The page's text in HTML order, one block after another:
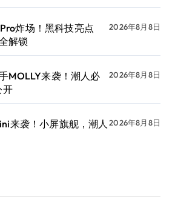
炸场！黑科技亮点
解锁
2026年8月8日
MOLLY来袭！潮人必
开
2026年8月8日
来袭！小屏旗舰，潮人 2026年8月8日